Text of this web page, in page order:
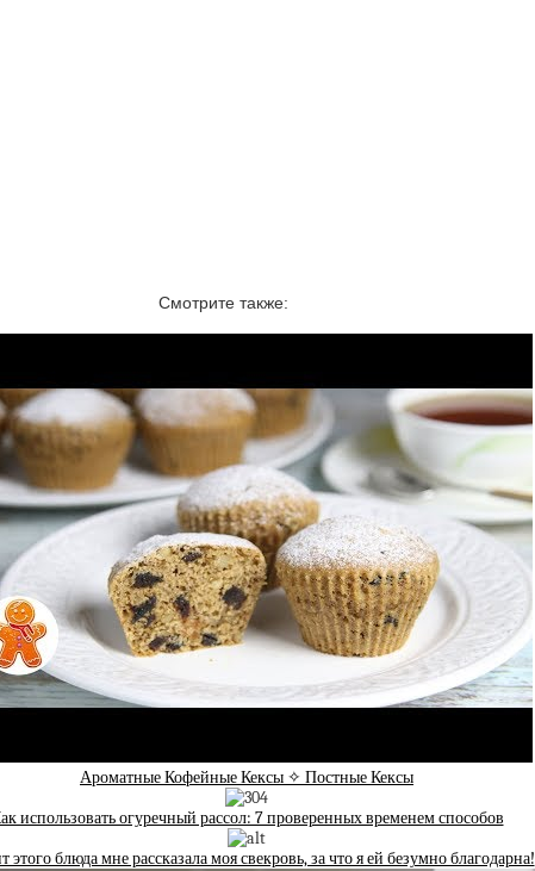
Смотрите также:
Ароматные Кофейные Кексы ✧ Постные Кексы
использовать огуречный рассол: 7 проверенных временем способов
этого блюда мне рассказала моя свекровь, за что я ей безумно благодарна!